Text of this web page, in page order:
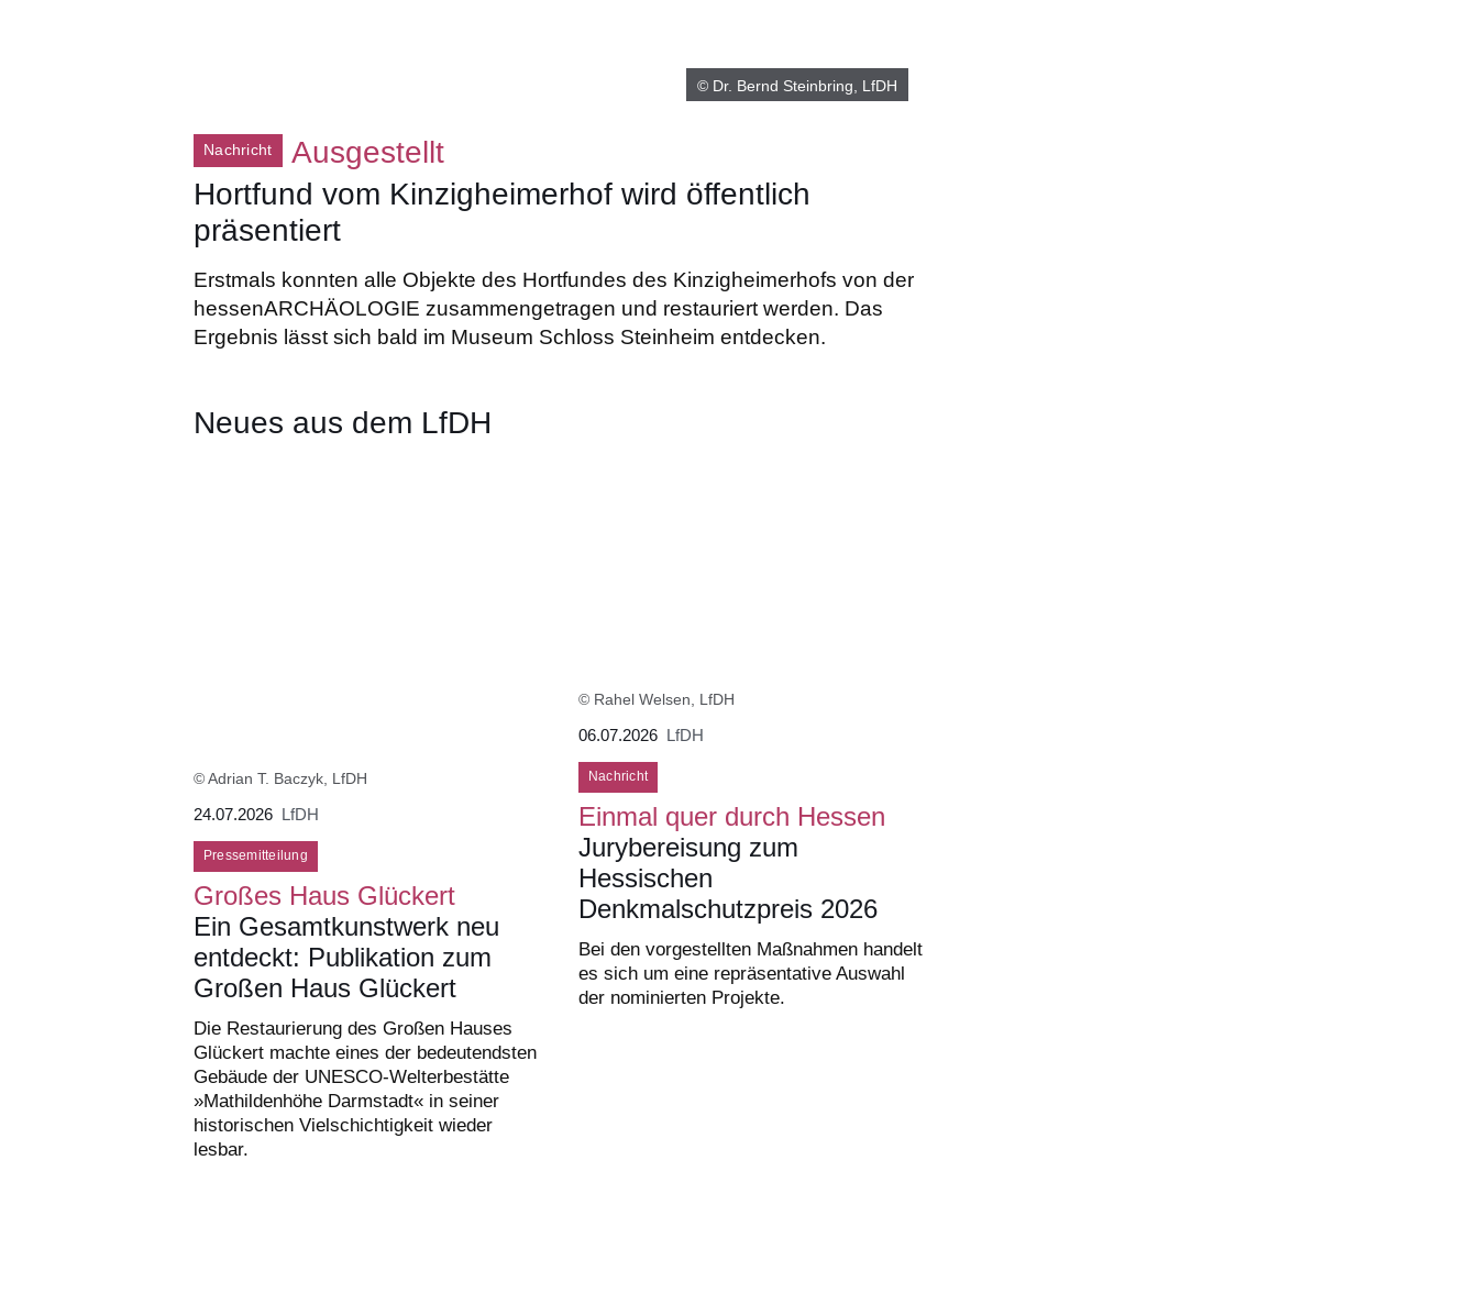
© Dr. Bernd Steinbring, LfDH
Nachricht
Ausgestellt
Hortfund vom Kinzigheimerhof wird öffentlich
präsentiert
Erstmals konnten alle Objekte des Hortfundes des Kinzigheimerhofs von der
hessenARCHÄOLOGIE zusammengetragen und restauriert werden. Das
Ergebnis lässt sich bald im Museum Schloss Steinheim entdecken.
Neues aus dem LfDH
© Adrian T. Baczyk, LfDH
24.07.2026 LfDH
Pressemitteilung
Großes Haus Glückert
Ein Gesamtkunstwerk neu
entdeckt: Publikation zum
Großen Haus Glückert
Die Restaurierung des Großen Hauses
Glückert machte eines der bedeutendsten
Gebäude der UNESCO-Welterbestätte
»Mathildenhöhe Darmstadt« in seiner
historischen Vielschichtigkeit wieder
lesbar.
© Rahel Welsen, LfDH
06.07.2026 LfDH
Nachricht
Einmal quer durch Hessen
Jurybereisung zum
Hessischen
Denkmalschutzpreis 2026
Bei den vorgestellten Maßnahmen handelt
es sich um eine repräsentative Auswahl
der nominierten Projekte.